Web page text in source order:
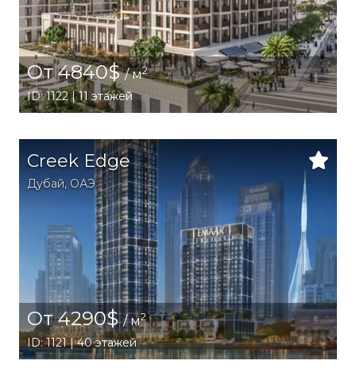
От 4840$/ м2
ID: 1122 | 11 этажей
Creek Edge
Дубай, ОАЭ
От 4290$/ м2
ID: 1121 | 40 этажей